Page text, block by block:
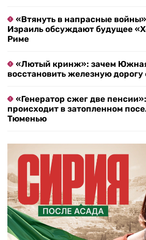
«Втянуть в напрасные
Израиль обсуждают будущее
Риме
«Лютый кринж»: зачем
восстановить железную
«Генератор сжег две
происходит в затопленном
Тюменью